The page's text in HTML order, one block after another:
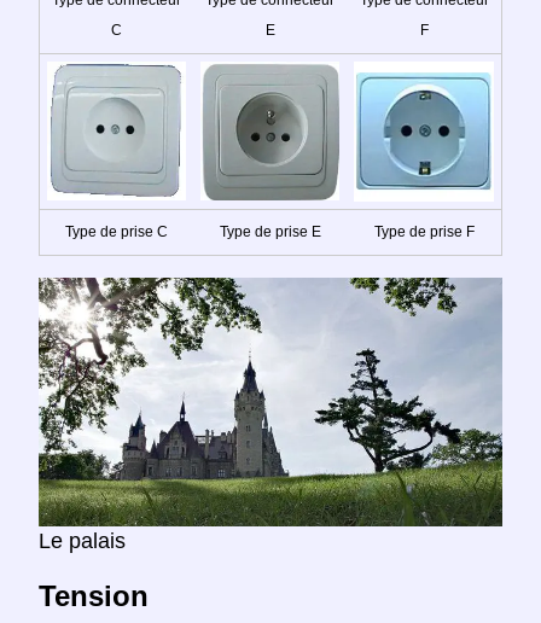
C
E
F
Type de prise C Type de prise E Type de prise F
Le palais
Tension